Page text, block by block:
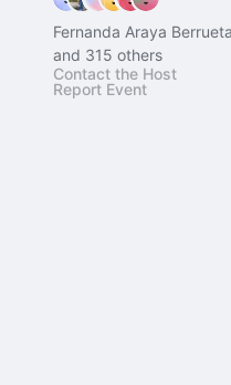
Fernanda Araya
and 315 others
Contact the Host
Report Event